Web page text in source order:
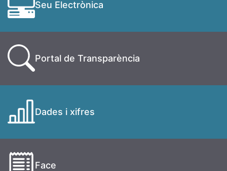
Seu Electrònica
Portal de Transparència
Dades i xifres
Face